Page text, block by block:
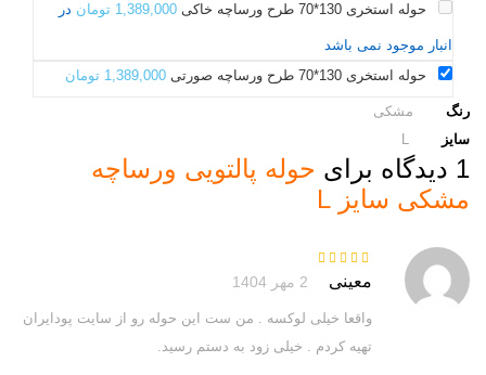
حوله استخری 130*70 طرح ورساچه خاکی
1,389,000 تومان در
انبار موجود نمی باشد
حوله استخری 130*70 طرح ورساچه صورتی
1,389,000 تومان
رنگ
مشکی
سایز
L
1 دیدگاه برای
حوله پالتویی ورساچه
مشکی سایز L
نمره
معینی 2 مهر 1404
واقعا خیلی لوکسه . من ست این حوله رو از سایت پودایران
تهیه کردم . خیلی زود به دستم رسید.